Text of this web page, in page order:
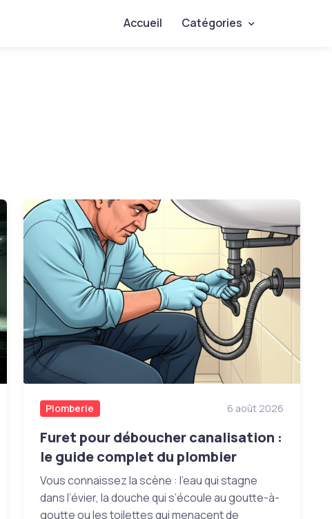
Accueil Catégories
Plomberie 6 août 2026
Furet pour déboucher canalisation :
le guide complet du plombier
Vous connaissez la scène : l’eau qui stagne
dans l’évier, la douche qui s’écoule au goutte-à-
goutte ou les toilettes qui menacent de